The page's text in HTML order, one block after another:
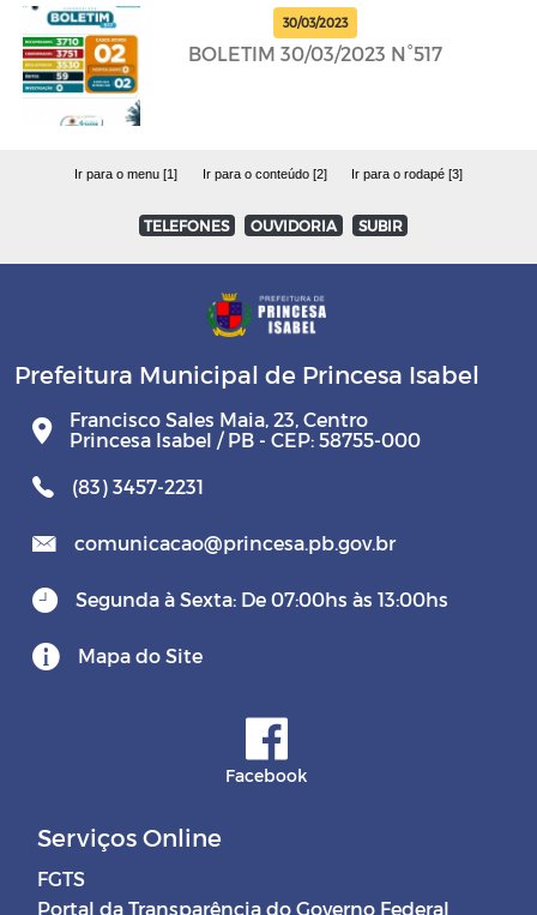
30/03/2023
BOLETIM 30/03/2023 N°517
Ir para o menu [1] Ir para o conteúdo [2] Ir para o rodapé [3]
TELEFONES OUVIDORIA SUBIR
Prefeitura Municipal de Princesa Isabel
Francisco Sales Maia, 23, Centro
Princesa Isabel / PB - CEP: 58755-000
(83) 3457-2231
comunicacao@princesa.pb.gov.br
Segunda à Sexta: De 07:00hs às 13:00hs
Mapa do Site
Facebook
Serviços Online
FGTS
Portal da Transparência do Governo Federal